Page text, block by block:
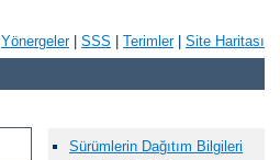
Yönergeler| SSS Terimler| Site Haritası
Sürümlerin Dağıtım Bilgileri